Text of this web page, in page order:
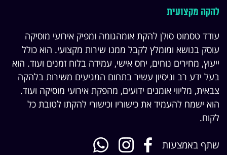
להקה מקצועית
עודד טסמוט סולן להקת אומהגומה ומפיק אירועי מוסיקה
עוסק בנושא ומומלץ לקבל ממנו שירות מקצועי. הוא כולל
ייעוץ, מחירים נוחים, יחס אישי, עמידה בלוח זמנים ועוד. הוא
בעל ידע רב וניסיון עשיר בתחום המגיעים משירות בלהקה
צבאית, מליווי אומנים ידועים, מהפקת אירועי מוסיקה ועוד.
הוא ישמח להעמיד את כישוריו וכישורי להקתו לטובת כל
לקוח.
שתף באמצעות